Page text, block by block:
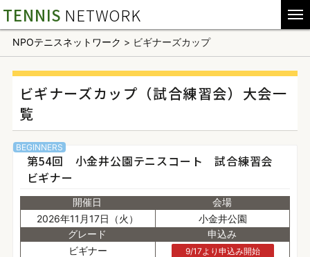
TENNIS NETWORK
NPOテニスネットワーク > ビギナーズカップ
ビギナーズカップ（試合練習会）大会一
覧
第54回 小金井公園テニスコート 試合練習会
ビギナー
開催日
2026年11月17日（火）
会場
小金井公園
グレード
ビギナー
申込み
9/17より申込み開始
BEGINNERS